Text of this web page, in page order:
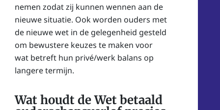
nemen zodat zij kunnen wennen aan de
nieuwe situatie. Ook worden ouders met
de nieuwe wet in de gelegenheid gesteld
om bewustere keuzes te maken voor
wat betreft hun privé/werk balans op
langere termijn.
Wat houdt de Wet betaald